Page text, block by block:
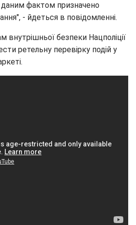
даним фактом призначено
- йдеться в повідомленні.
внутрішньої безпеки Нацполіції
ретельну перевірку подій у